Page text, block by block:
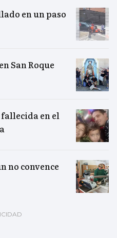
en un paso
San Roque
en el
no convence